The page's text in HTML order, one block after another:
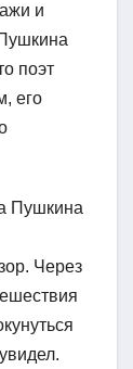
и
поэт
его
Пушкина
Через